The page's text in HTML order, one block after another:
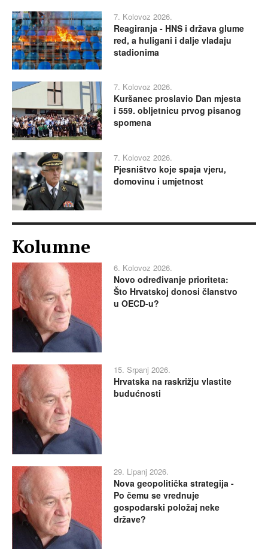
7. Kolovoz 2026.
Reagiranja - HNS i država glume
red, a huligani i dalje vladaju
stadionima
7. Kolovoz 2026.
Kuršanec proslavio Dan mjesta
i 559. obljetnicu prvog pisanog
spomena
7. Kolovoz 2026.
Pjesništvo koje spaja vjeru,
domovinu i umjetnost
Kolumne
6. Kolovoz 2026.
Novo određivanje prioriteta:
Što Hrvatskoj donosi članstvo
u OECD-u?
15. Srpanj 2026.
Hrvatska na raskrižju vlastite
budućnosti
29. Lipanj 2026.
Nova geopolitička strategija -
Po čemu se vrednuje
gospodarski položaj neke
države?